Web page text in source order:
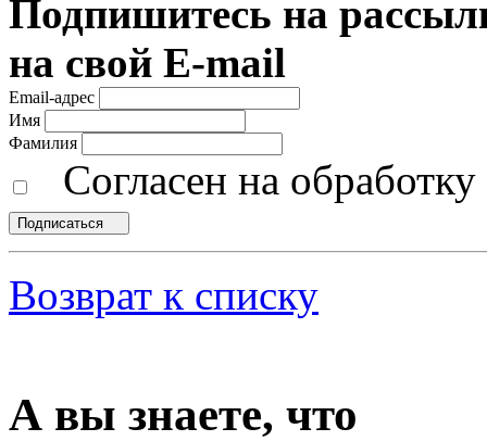
Подпишитесь на
на свой E-mail
Email-адрес
Имя
Фамилия
Согласен на
Подписаться
Возврат к списку
А вы знаете, что